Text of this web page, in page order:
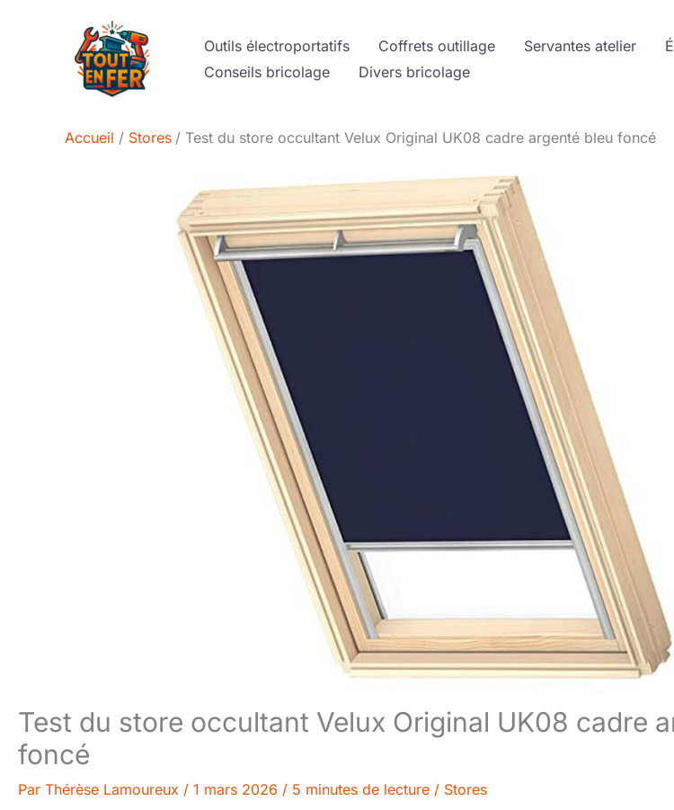
Outils électroportatifs Coffrets outillage Servantes atelier
Conseils bricolage
Divers bricolage
Accueil Stores Test du store occultant Velux Original UK08 cadre argenté bleu foncé
Test du store occultant Velux Original UK08 cadre
foncé
Par Thérèse Lamoureux / 1 mars 2026 / 5 minutes de lecture / Stores